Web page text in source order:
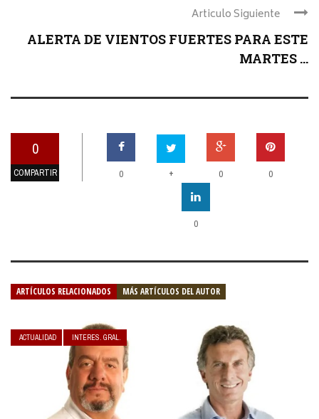
Articulo Siguiente
ALERTA DE VIENTOS FUERTES PARA ESTE
MARTES ...
0
COMPARTIR 0 + 0 0
0
ARTÍCULOS RELACIONADOS MÁS ARTÍCULOS DEL AUTOR
ACTUALIDAD INTERES. GRAL.